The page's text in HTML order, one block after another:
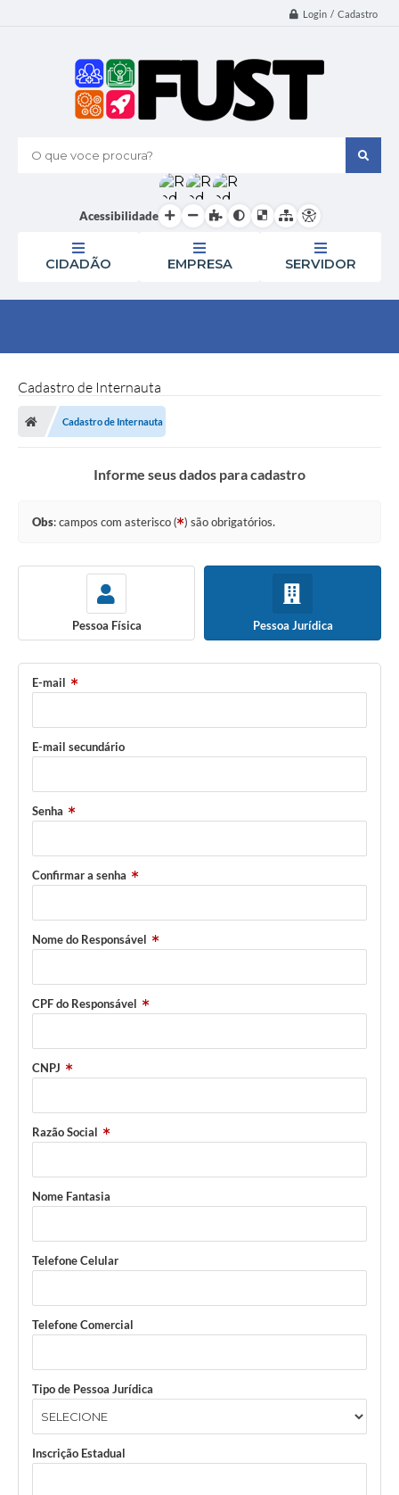
Login / Cadastro
O que voce procura?
Acessibilidade
CIDADÃO EMPRESA SERVIDOR
Cadastro de Internauta
Cadastro de Internauta
Informe seus dados para cadastro
Obs: campos com asterisco ( ) são obrigatórios.
Pessoa Física Pessoa Jurídica
E-mail
E-mail secundário
Senha
Confirmar a senha
Nome do Responsável
CPF do Responsável
CNPJ
Razão Social
Nome Fantasia
Telefone Celular
Telefone Comercial
Tipo de Pessoa Jurídica
Inscrição Estadual